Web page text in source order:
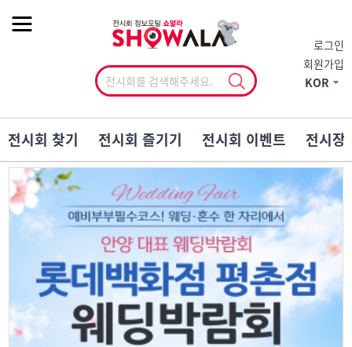
로그인
회원가입
KOR
전시회 찾기 전시회 즐기기 전시회 이벤트 전시장